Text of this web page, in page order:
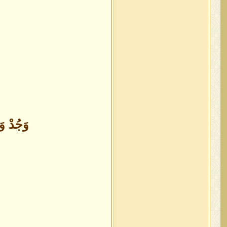
وَجُدْ